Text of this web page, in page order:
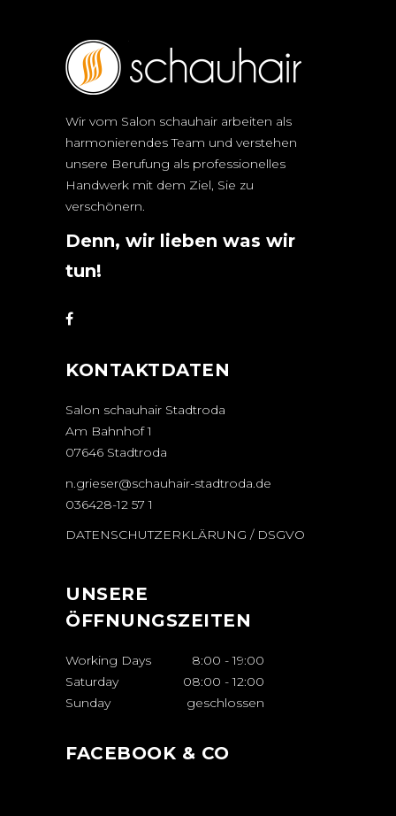
Wir vom Salon schauhair arbeiten als
harmonierendes Team und verstehen
unsere Berufung als professionelles
Handwerk mit dem Ziel, Sie zu
verschönern.
Denn, wir lieben was wir
tun!
KONTAKTDATEN
Salon schauhair Stadtroda
Am Bahnhof 1
07646 Stadtroda
n.grieser@schauhair-stadtroda.de
036428-12 57 1
DATENSCHUTZERKLÄRUNG / DSGVO
UNSERE
ÖFFNUNGSZEITEN
Working Days 8:00 - 19:00
Saturday
08:00 - 12:00
Sunday
geschlossen
FACEBOOK & CO